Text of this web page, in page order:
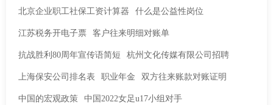
北京企业职工社保工资计算器 什么是公益性岗位
江苏税务开电子票 客户往来明细对账单
抗战胜利80周年宣传语简短 杭州文化传媒有限公司招聘
上海保安公司排名表 职业年金 双方往来账款对账证明
中国的宏观政策 中国2022女足u17小组对手